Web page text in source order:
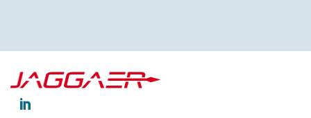
